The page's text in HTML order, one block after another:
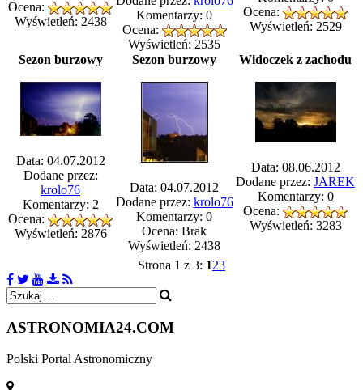
Ocena:
Wyświetleń: 2438
Komentarzy: 0
Ocena:
Wyświetleń: 2535
Ocena:
Wyświetleń: 2529
Sezon burzowy
Data: 04.07.2012
Dodane przez:
krolo76
Komentarzy: 2
Ocena:
Wyświetleń: 2876
Sezon burzowy
Data: 04.07.2012
Dodane przez: krolo76
Komentarzy: 0
Ocena: Brak
Wyświetleń: 2438
Widoczek z zachodu
Data: 08.06.2012
Dodane przez: JAREK
Komentarzy: 0
Ocena:
Wyświetleń: 3283
Strona 1 z 3: 123
ASTRONOMIA24.COM
Polski Portal Astronomiczny